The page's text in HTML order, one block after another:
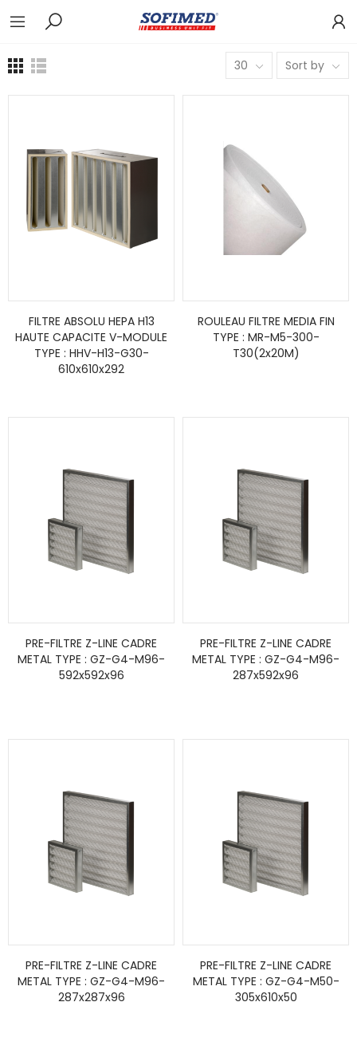
30 Sort by
FILTRE ABSOLU HEPA H13
HAUTE CAPACITE V-MODULE
TYPE : HHV-H13-G30-
610x610x292
ROULEAU FILTRE MEDIA FIN
TYPE : MR-M5-300-
T30(2x20M)
PRE-FILTRE Z-LINE CADRE
METAL TYPE : GZ-G4-M96-
592x592x96
PRE-FILTRE Z-LINE CADRE
METAL TYPE : GZ-G4-M96-
287x592x96
PRE-FILTRE Z-LINE CADRE
METAL TYPE : GZ-G4-M96-
287x287x96
PRE-FILTRE Z-LINE CADRE
METAL TYPE : GZ-G4-M50-
305x610x50